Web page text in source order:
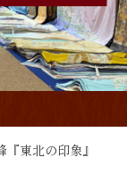
東北の印象』